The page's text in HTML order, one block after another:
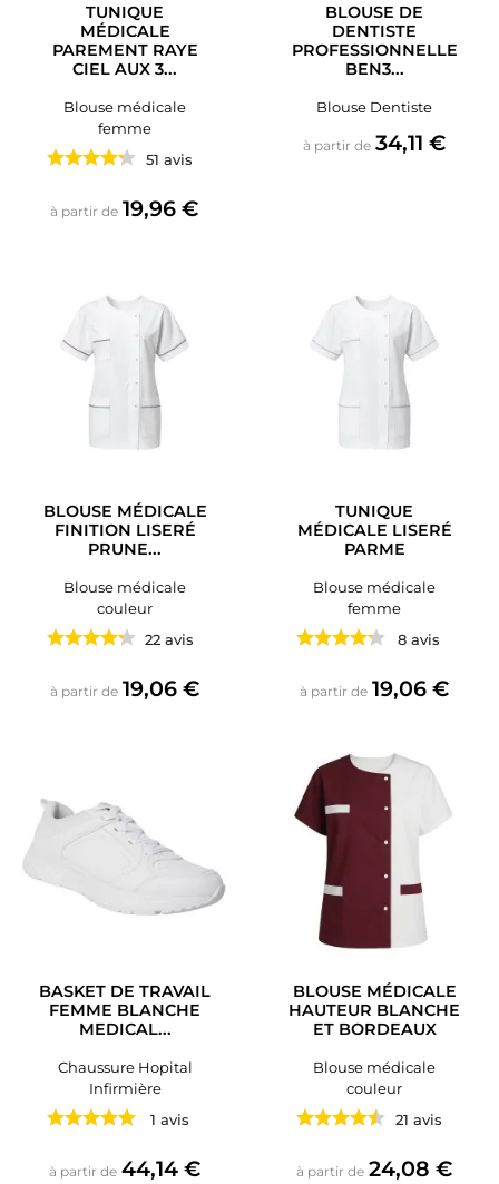
TUNIQUE
MÉDICALE
PAREMENT RAYE
CIEL AUX 3...
Blouse médicale
femme
51 avis
à partir de Prix
19,96 €
BLOUSE DE
DENTISTE
PROFESSIONNELLE
BEN3...
Blouse Dentiste
à partir de Prix
34,11 €
BLOUSE MÉDICALE
FINITION LISERÉ
PRUNE...
Blouse médicale
couleur
22 avis
à partir de Prix
19,06 €
TUNIQUE
MÉDICALE LISERÉ
PARME
Blouse médicale
femme
8 avis
à partir de Prix
19,06 €
BASKET DE TRAVAIL
FEMME BLANCHE
MEDICAL...
Chaussure Hopital
Infirmière
1 avis
à partir de Prix
44,14 €
BLOUSE MÉDICALE
HAUTEUR BLANCHE
ET BORDEAUX
Blouse médicale
couleur
21 avis
à partir de Prix
24,08 €